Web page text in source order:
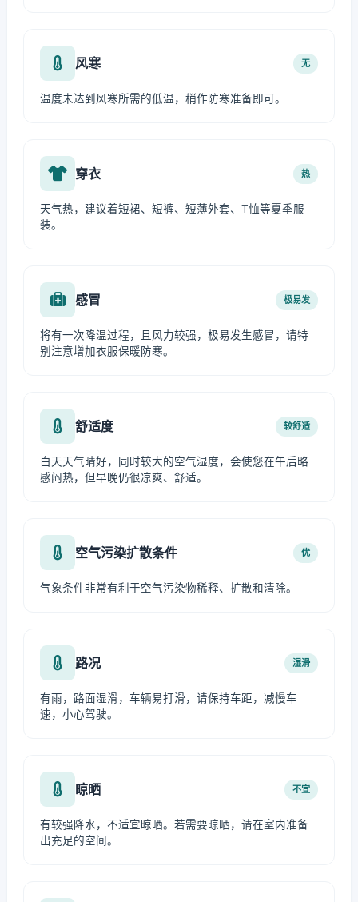
风寒 无
温度未达到风寒所需的低温，稍作防寒准备即可。
穿衣 热
天气热，建议着短裙、短裤、短薄外套、T恤等夏季服
装。
感冒 极易发
将有一次降温过程，且风力较强，极易发生感冒，请特
别注意增加衣服保暖防寒。
舒适度 较舒适
白天天气晴好，同时较大的空气湿度，会使您在午后略
感闷热，但早晚仍很凉爽、舒适。
空气污染扩散条件 优
气象条件非常有利于空气污染物稀释、扩散和清除。
路况 湿滑
有雨，路面湿滑，车辆易打滑，请保持车距，减慢车
速，小心驾驶。
晾晒 不宜
有较强降水，不适宜晾晒。若需要晾晒，请在室内准备
出充足的空间。